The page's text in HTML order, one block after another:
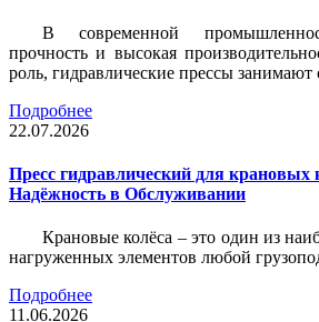
В современной
прочность и высокая
роль, гидравлические прессы занимают
Подробнее
22.07.2026
Пресс гидравлический для крановых
Надёжность в Обслуживании
Крановые колёса – это один из
нагруженных элементов любой
Подробнее
11.06.2026